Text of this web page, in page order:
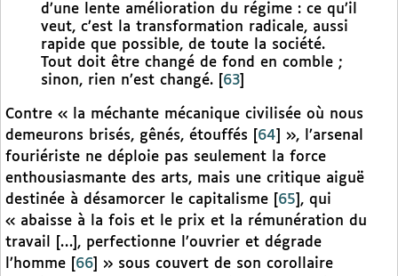
d’une lente amélioration du régime : ce qu’il
veut, c’est la transformation radicale, aussi
rapide que possible, de toute la société.
Tout doit être changé de fond en comble ;
sinon, rien n’est changé.
63
Contre « la méchante mécanique civilisée où nous
demeurons brisés, gênés, étouffés
64
», l’arsenal
fouriériste ne déploie pas seulement la force
enthousiasmante des arts, mais une critique aiguë
destinée à désamorcer le capitalisme
65 , qui
« abaisse à la fois et le prix et la rémunération du
travail […], perfectionne l’ouvrier et dégrade
l’homme
66
» sous couvert de son corollaire